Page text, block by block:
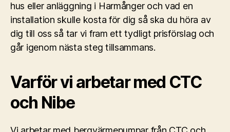
hus eller anläggning i Harmånger och vad en
installation skulle kosta för dig så ska du höra av
dig till oss så tar vi fram ett tydligt prisförslag och
går igenom nästa steg tillsammans.
Varför vi arbetar med CTC
och Nibe